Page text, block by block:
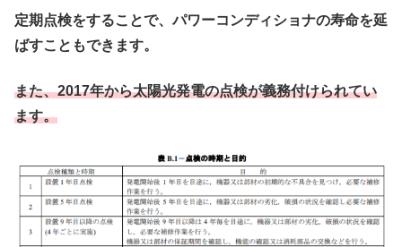
定期点検をすることで、パワーコンディショナの寿命を延
ばすこともできます。
また、2017年から太陽光発電の点検が義務付けられてい
ます。